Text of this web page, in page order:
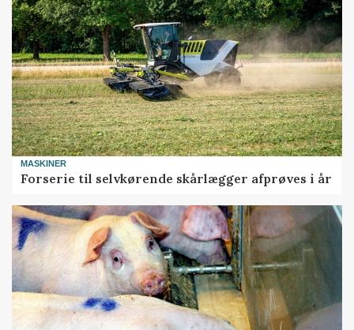
MASKINER
Forserie til selvkørende skårlægger afprøves i år